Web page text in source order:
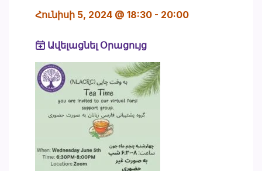
Հունիսի 5, 2024 @ 18:30 - 20:00
Ավելացնել Օրացույց